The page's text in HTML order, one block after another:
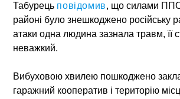
Табурець повідомив, що силами
районі було знешкоджено російську
атаки одна людина зазнала травм, її
неважкий.
Вибуховою хвилею пошкоджено
гаражний кооператив і територію